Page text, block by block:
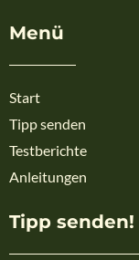
Menü
Start
Tipp senden
Testberichte
Anleitungen
Tipp senden!